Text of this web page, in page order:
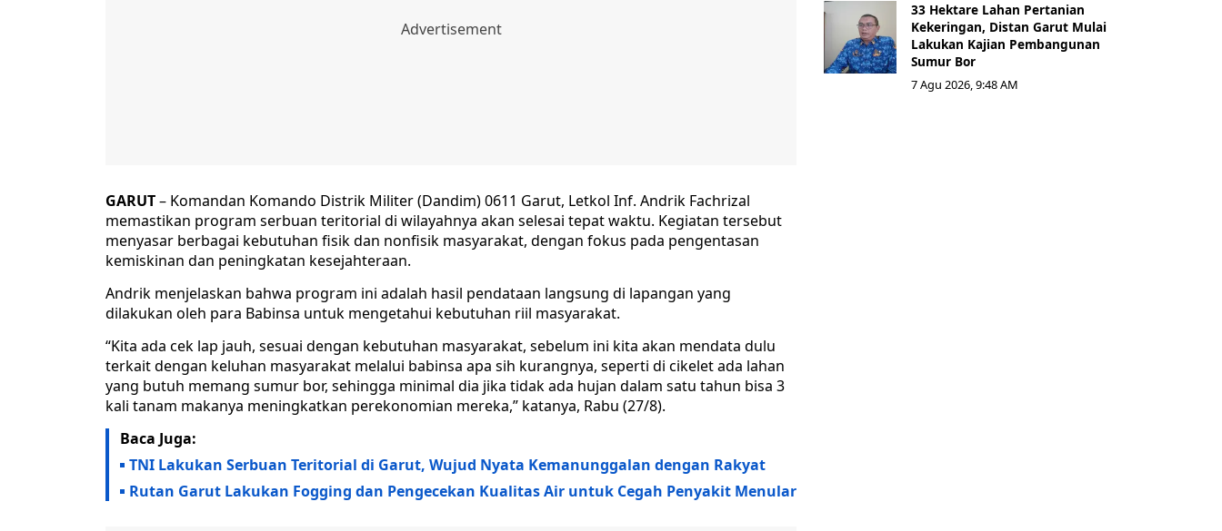
​GARUT– Komandan Komando Distrik Militer (Dandim) 0611 Garut, Letkol Inf. Andrik Fachrizal
memastikan program serbuan teritorial di wilayahnya akan selesai tepat waktu. Kegiatan tersebut
menyasar berbagai kebutuhan fisik dan nonfisik masyarakat, dengan fokus pada pengentasan
kemiskinan dan peningkatan kesejahteraan.
Andrik menjelaskan bahwa program ini adalah hasil pendataan langsung di lapangan yang
dilakukan oleh para Babinsa untuk mengetahui kebutuhan riil masyarakat.
“Kita ada cek lap jauh, sesuai dengan kebutuhan masyarakat, sebelum ini kita akan mendata dulu
terkait dengan keluhan masyarakat melalui babinsa apa sih kurangnya, seperti di cikelet ada lahan
yang butuh memang sumur bor, sehingga minimal dia jika tidak ada hujan dalam satu tahun bisa 3
kali tanam makanya meningkatkan perekonomian mereka,” katanya, Rabu (27/8).
Baca Juga:
TNI Lakukan Serbuan Teritorial di Garut, Wujud Nyata Kemanunggalan dengan Rakyat
Rutan Garut Lakukan Fogging dan Pengecekan Kualitas Air untuk Cegah Penyakit Menular
33 Hektare Lahan Pertanian
Kekeringan, Distan Garut Mulai
Lakukan Kajian Pembangunan
Sumur Bor
7 Agu 2026, 9:48 AM